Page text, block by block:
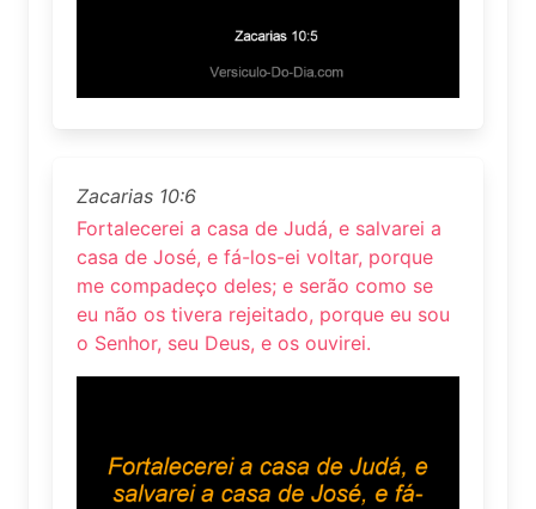
Zacarias 10:6
Fortalecerei a casa de Judá, e salvarei a
casa de José, e fá-los-ei voltar, porque
me compadeço deles; e serão como se
eu não os tivera rejeitado, porque eu sou
o Senhor, seu Deus, e os ouvirei.